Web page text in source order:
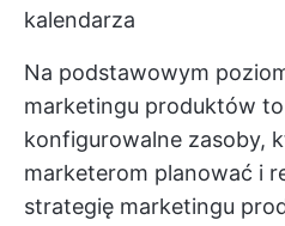
kalendarza
Na podstawowym
marketingu produktów
konfigurowalne zasoby,
marketerom planować i
strategię marketingu